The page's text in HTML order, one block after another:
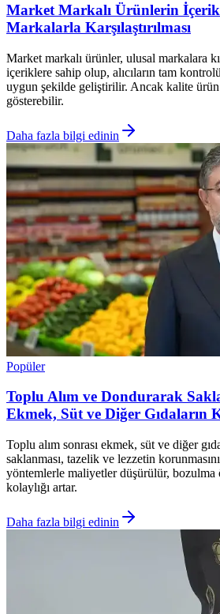
Market Markalı Ürünlerin
Markalarla Karşılaştırılması
Market markalı ürünler, ulusal markalara
içeriklere sahip olup, alıcıların tam
uygun şekilde geliştirilir. Ancak kalite
gösterebilir.
Daha fazla bilgi edinin
Popüler
Toplu Alım ve Dondurarak
Ekmek, Süt ve Diğer Gıdaların
Toplu alım sonrası ekmek, süt ve diğer
saklanması, tazelik ve lezzetin
yöntemlerle maliyetler düşürülür, bozulma
kolaylığı artar.
Daha fazla bilgi edinin